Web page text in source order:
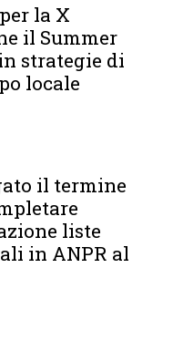
la X
il Summer
strategie di
locale
il termine
liste
in ANPR al